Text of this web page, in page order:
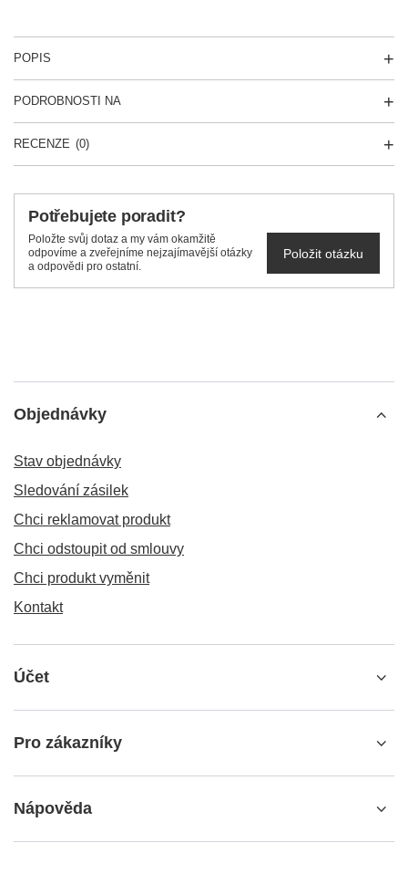
POPIS
PODROBNOSTI NA
RECENZE (0)
Potřebujete poradit?
Položte svůj dotaz a my vám okamžitě
odpovíme a zveřejníme nejzajímavější otázky
a odpovědi pro ostatní.
Položit otázku
Objednávky
Stav objednávky
Sledování zásilek
Chci reklamovat produkt
Chci odstoupit od smlouvy
Chci produkt vyměnit
Kontakt
Účet
Pro zákazníky
Nápověda